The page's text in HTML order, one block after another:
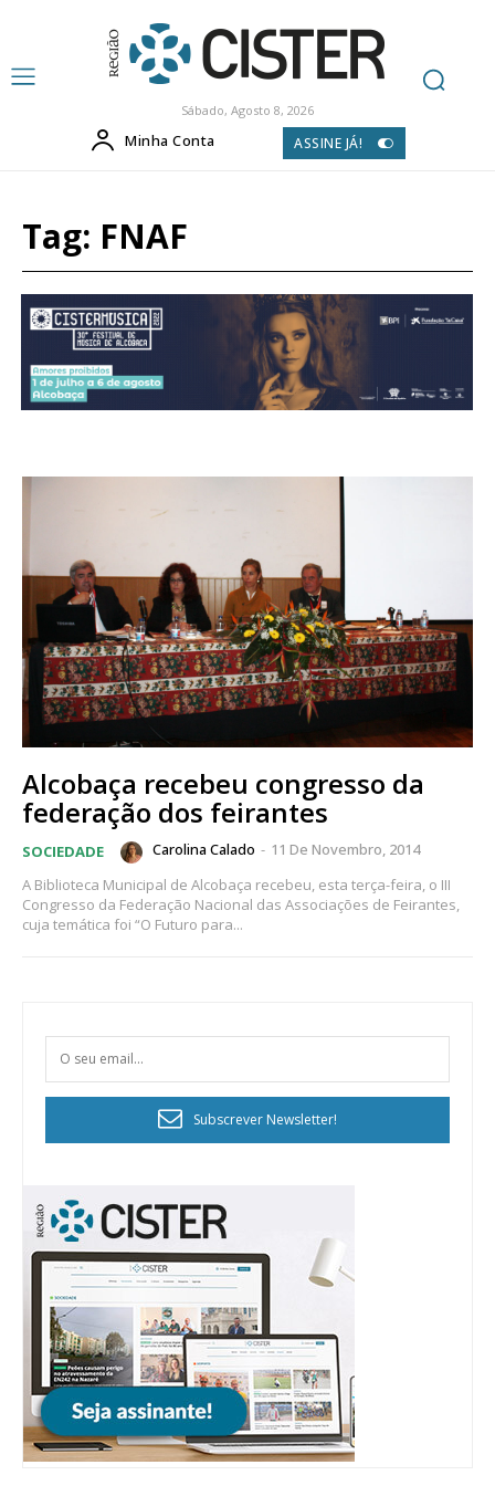
Sábado, Agosto 8, 2026
Minha Conta ASSINE JÁ!
Tag: FNAF
Alcobaça recebeu congresso da
federação dos feirantes
SOCIEDADE Carolina Calado - 11 De Novembro, 2014
A Biblioteca Municipal de Alcobaça recebeu, esta terça-feira, o III
Congresso da Federação Nacional das Associações de Feirantes,
cuja temática foi “O Futuro para...
Subscrever Newsletter!